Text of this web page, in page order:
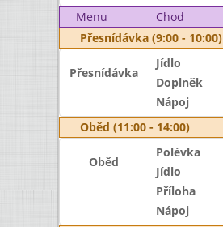
Menu
Chod
Přesnídávka (9:00 - 10:00)
Přesnídávka
Jídlo
Doplněk
Nápoj
Oběd (11:00 - 14:00)
Oběd
Polévka
Jídlo
Příloha
Nápoj